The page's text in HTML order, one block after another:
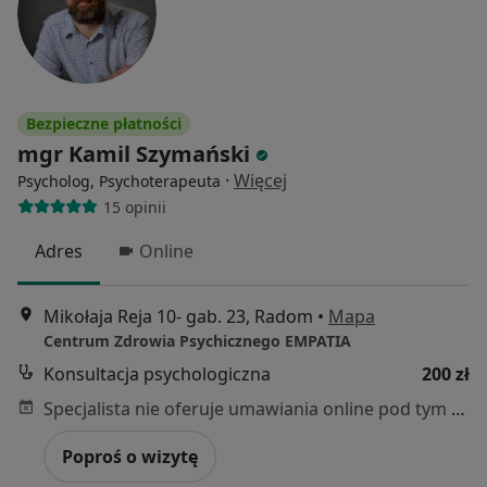
Bezpieczne płatności
mgr Kamil Szymański
Psycholog, Psychoterapeuta · Więcej
15 opinii
Adres Online
Mikołaja Reja 10- gab. 23, Radom • Mapa
Centrum Zdrowia Psychicznego EMPATIA
Konsultacja psychologiczna
200 zł
Specjalista nie oferuje umawiania online pod tym adresem.
Poproś o wizytę